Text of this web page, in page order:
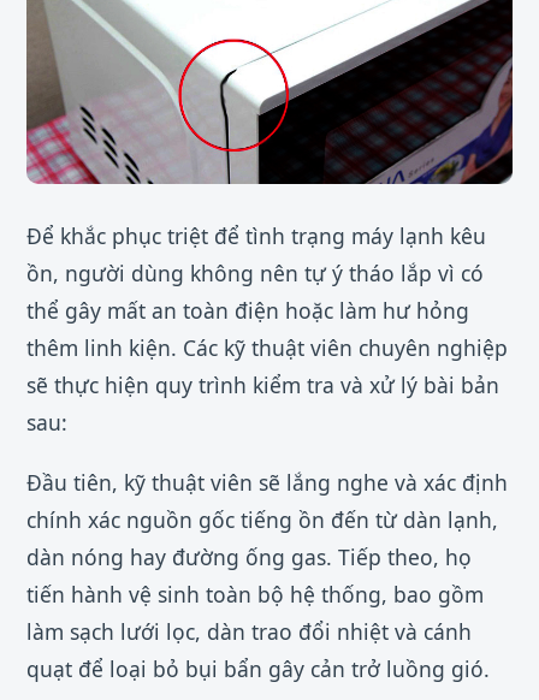
Để khắc phục triệt để tình trạng máy lạnh kêu
ồn, người dùng không nên tự ý tháo lắp vì có
thể gây mất an toàn điện hoặc làm hư hỏng
thêm linh kiện. Các kỹ thuật viên chuyên nghiệp
sẽ thực hiện quy trình kiểm tra và xử lý bài bản
sau:
Đầu tiên, kỹ thuật viên sẽ lắng nghe và xác định
chính xác nguồn gốc tiếng ồn đến từ dàn lạnh,
dàn nóng hay đường ống gas. Tiếp theo, họ
tiến hành vệ sinh toàn bộ hệ thống, bao gồm
làm sạch lưới lọc, dàn trao đổi nhiệt và cánh
quạt để loại bỏ bụi bẩn gây cản trở luồng gió.